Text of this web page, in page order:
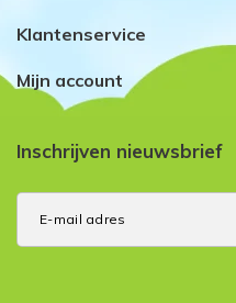
Klantenservice
Mijn account
Inschrijven nieuwsbrief